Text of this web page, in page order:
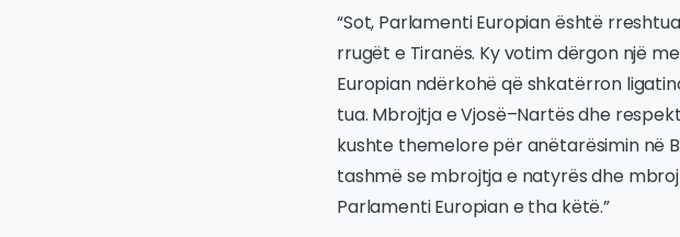
“Sot, Parlamenti Europian është
rrugët e Tiranës. Ky votim dërgon një
Europian ndërkohë që shkatërron
tua. Mbrojtja e Vjosë–Nartës dhe
kushte themelore për anëtarësimin në
tashmë se mbrojtja e natyrës dhe
Parlamenti Europian e tha këtë.”